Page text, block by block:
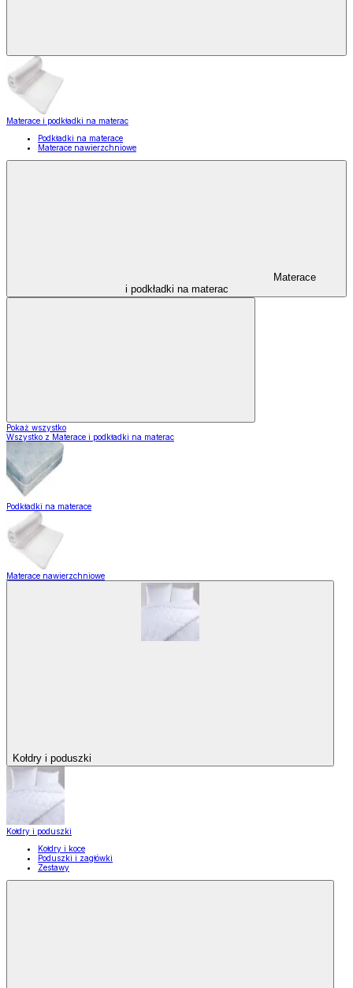
Materace i podkładki na materac
Podkładki na materace
Materace nawierzchniowe
Materace
i podkładki na materac
Pokaż wszystko
Wszystko z Materace i podkładki na materac
Podkładki na materace
Materace nawierzchniowe
Kołdry i poduszki
Kołdry i poduszki
Kołdry i koce
Poduszki i zagłówki
Zestawy